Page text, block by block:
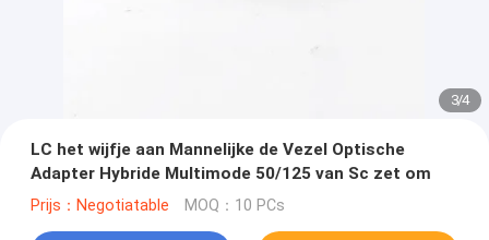
3/4
LC het wijfje aan Mannelijke de Vezel Optische
Adapter Hybride Multimode 50/125 van Sc zet om
Prijs：Negotiatable MOQ：10 PCs